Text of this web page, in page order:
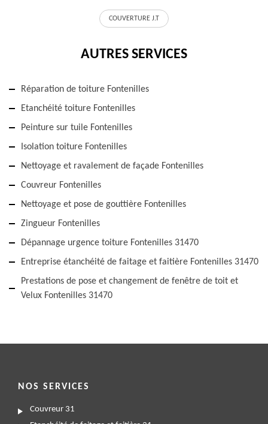
COUVERTURE J.T
AUTRES SERVICES
Réparation de toiture Fontenilles
Etanchéité toiture Fontenilles
Peinture sur tuile Fontenilles
Isolation toiture Fontenilles
Nettoyage et ravalement de façade Fontenilles
Couvreur Fontenilles
Nettoyage et pose de gouttière Fontenilles
Zingueur Fontenilles
Dépannage urgence toiture Fontenilles 31470
Entreprise étanchéité de faitage et faitière Fontenilles 31470
Prestations de pose et changement de fenêtre de toit et
Velux Fontenilles 31470
NOS SERVICES
Couvreur 31